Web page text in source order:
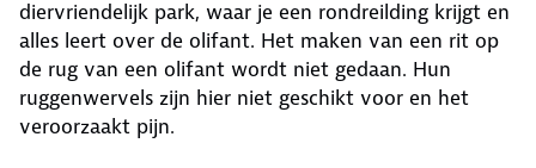
diervriendelijk park, waar je een rondreilding krijgt en
alles leert over de olifant. Het maken van een rit op
de rug van een olifant wordt niet gedaan. Hun
ruggenwervels zijn hier niet geschikt voor en het
veroorzaakt pijn.